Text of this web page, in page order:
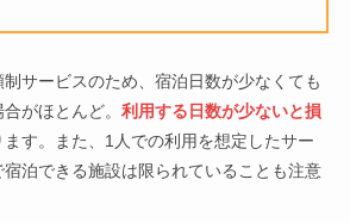
サービスのため、宿泊日数が少なくても
がほとんど。 利用する日数が少ないと損
ます。また、1人での利用を想定したサー
泊できる施設は限られていることも注意